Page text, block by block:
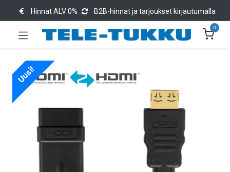
Hinnat ALV 0% B2B-hinnat ja tarjoukset kirjautumalla
0
Uusi!